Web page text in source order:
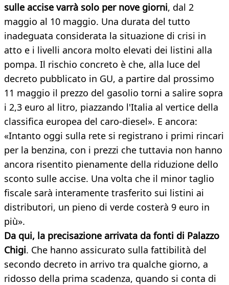
sulle accise varrà solo per nove giorni, dal 2
maggio al 10 maggio. Una durata del tutto
inadeguata considerata la situazione di crisi in
atto e i livelli ancora molto elevati dei listini alla
pompa. Il rischio concreto è che, alla luce del
decreto pubblicato in GU, a partire dal prossimo
11 maggio il prezzo del gasolio torni a salire sopra
i 2,3 euro al litro, piazzando l'Italia al vertice della
classifica europea del caro-diesel». E ancora:
«Intanto oggi sulla rete si registrano i primi rincari
per la benzina, con i prezzi che tuttavia non hanno
ancora risentito pienamente della riduzione dello
sconto sulle accise. Una volta che il minor taglio
fiscale sarà interamente trasferito sui listini ai
distributori, un pieno di verde costerà 9 euro in
più».
Da qui, la precisazione arrivata da fonti di Palazzo
Chigi. Che hanno assicurato sulla fattibilità del
secondo decreto in arrivo tra qualche giorno, a
ridosso della prima scadenza, quando si conta di